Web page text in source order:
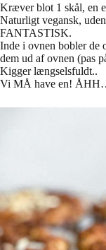
Kræver blot 1 skål, en
Naturligt vegansk,
FANTASTISK.
Inde i ovnen bobler de
dem ud af ovnen (pas
Kigger længselsfuldt..
Vi MÅ have en!